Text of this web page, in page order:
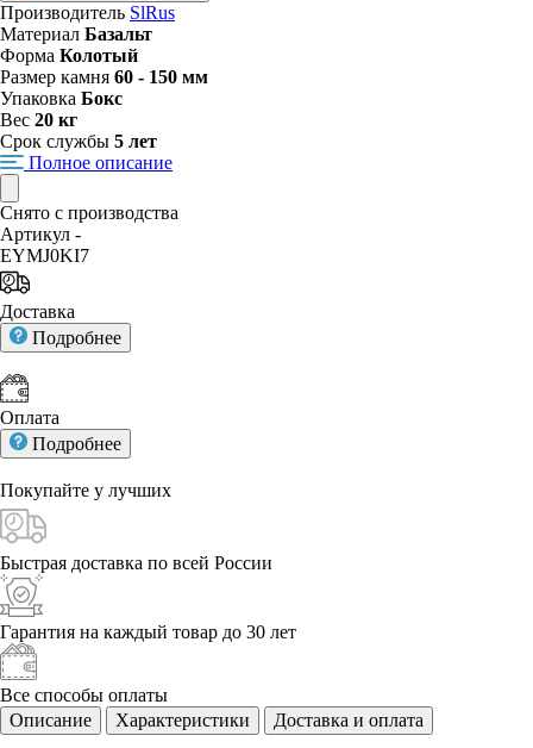
Производитель SlRus
Материал Базальт
Форма Колотый
Размер камня 60 - 150 мм
Упаковка Бокс
Вес 20 кг
Срок службы 5 лет
Полное описание
Снято с производства
Артикул -
EYMJ0KI7
Доставка
Подробнее
Оплата
Подробнее
Покупайте у лучших
Быстрая доставка по всей России
Гарантия на каждый товар до 30 лет
Все способы оплаты
Описание
Характеристики Доставка и оплата